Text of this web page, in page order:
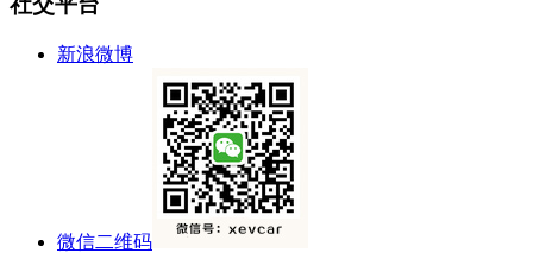
新浪微博
微信二维码